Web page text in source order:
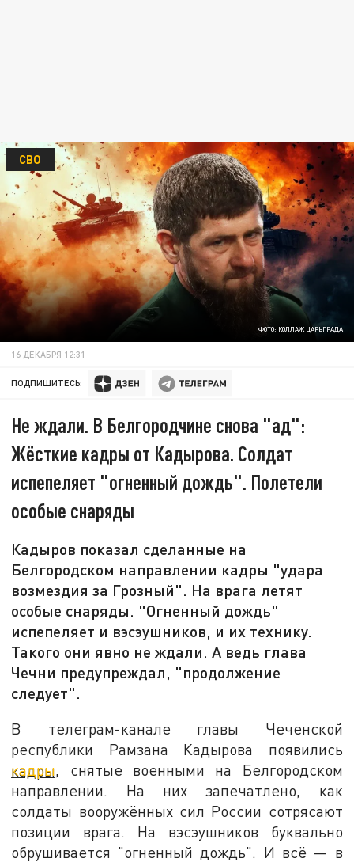
ФОТО: КОЛЛАЖ ЦАРЬГРАДА
СВО
16 ДЕКАБРЯ 12:31
ПОДПИШИТЕСЬ:
Не ждали. В Белгородчине снова "ад":
Жёсткие кадры от Кадырова. Солдат
испепеляет "огненный дождь". Полетели
особые снаряды
Кадыров показал сделанные на
Белгородском направлении кадры "удара
возмездия за Грозный". На врага летят
особые снаряды. "Огненный дождь"
испепеляет и вэсэушников, и их технику.
Такого они явно не ждали. А ведь глава
Чечни предупреждал, "продолжение
следует".
В телеграм-канале главы Чеченской
республики Рамзана Кадырова появились
кадры, снятые военными на Белгородском
направлении. На них запечатлено, как
солдаты вооружённых сил России сотрясают
позиции врага. На вэсэушников буквально
обрушивается "огненный дождь". И всё — в